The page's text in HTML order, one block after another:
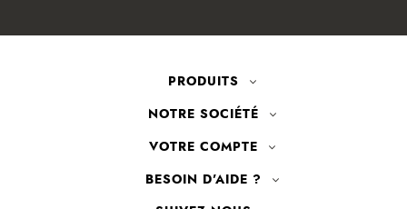
PRODUITS
NOTRE SOCIÉTÉ
VOTRE COMPTE
BESOIN D'AIDE ?